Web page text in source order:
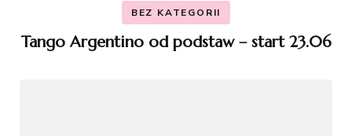
BEZ KATEGORII
Tango Argentino od podstaw – start 23.06